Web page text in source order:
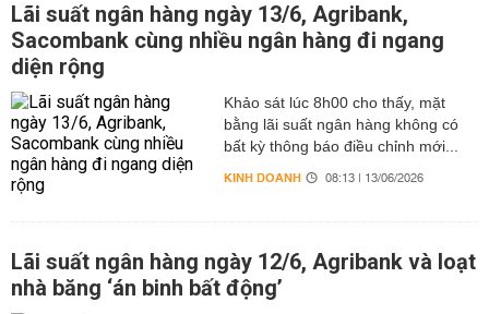
Lãi suất ngân hàng ngày 13/6, Agribank,
Sacombank cùng nhiều ngân hàng đi ngang
diện rộng
Khảo sát lúc 8h00 cho thấy, mặt
bằng lãi suất ngân hàng không có
bất kỳ thông báo điều chỉnh mới...
KINH DOANH 08:13 | 13/06/2026
Lãi suất ngân hàng ngày 12/6, Agribank và loạt
nhà băng ‘án binh bất động’